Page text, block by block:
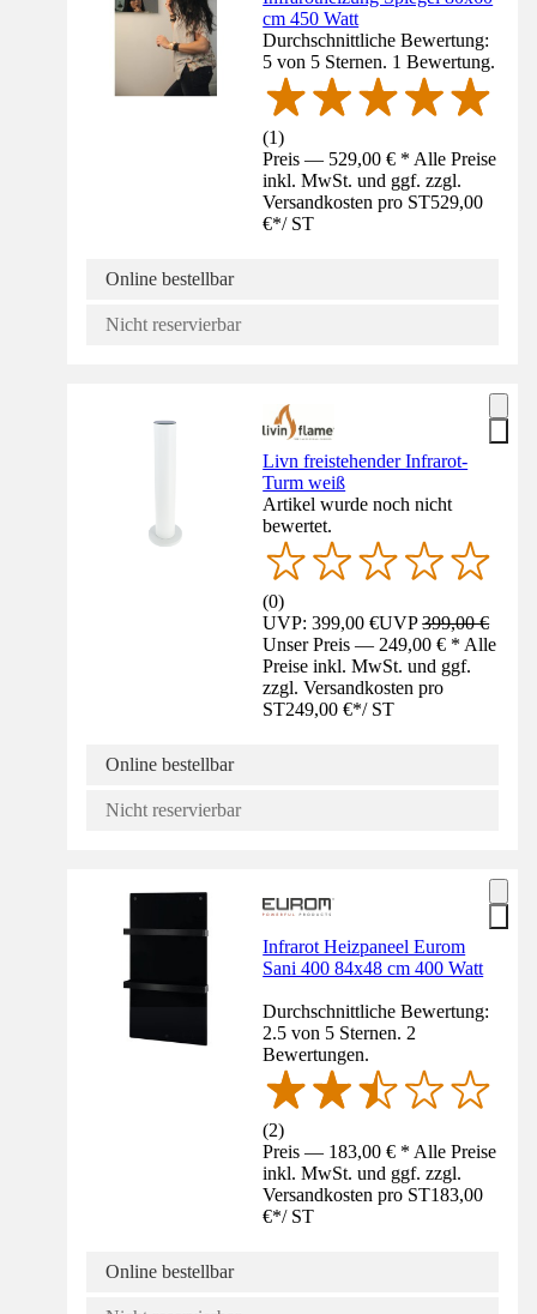
cm 450 Watt
Durchschnittliche Bewertung:
5 von 5 Sternen. 1 Bewertung.
(1)
Preis — 529,00 € * Alle Preise
inkl. MwSt. und ggf. zzgl.
Versandkosten pro ST529,00
€*/ ST
Online bestellbar
Nicht reservierbar
Livn freistehender Infrarot-
Turm weiß
Artikel wurde noch nicht
bewertet.
(0)
UVP: 399,00 €UVP399,00 €
Unser Preis — 249,00 € * Alle
Preise inkl. MwSt. und ggf.
zzgl. Versandkosten pro
ST249,00 €*/ ST
Online bestellbar
Nicht reservierbar
Infrarot Heizpaneel Eurom
Sani 400 84x48 cm 400 Watt
Durchschnittliche Bewertung:
2.5 von 5 Sternen. 2
Bewertungen.
(2)
Preis — 183,00 € * Alle Preise
inkl. MwSt. und ggf. zzgl.
Versandkosten pro ST183,00
€*/ ST
Online bestellbar